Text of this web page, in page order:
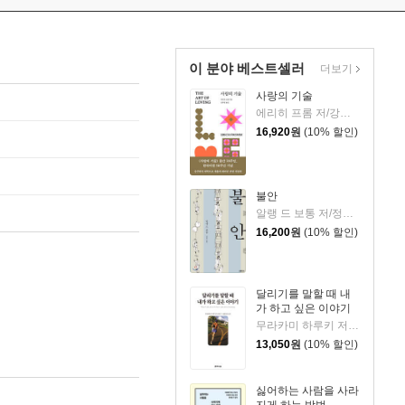
이 분야 베스트셀러
사랑의 기술
에리히 프롬 저/강주헌 역
16,920원 (10% 할인)
불안
16,200원 (10% 할인)
달리기를 말할 때 내
가 하고 싶은 이야기
무라카미 하루키 저/임홍빈 역
13,050원 (10% 할인)
싫어하는 사람을 사라
더보기